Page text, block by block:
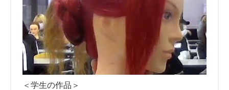
＜学生の作品＞